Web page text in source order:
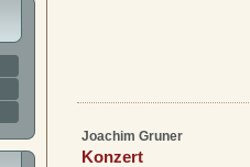
Joachim Gruner
Konzert